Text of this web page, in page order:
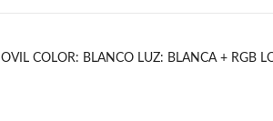
COLOR: BLANCO LUZ: BLANCA + RGB